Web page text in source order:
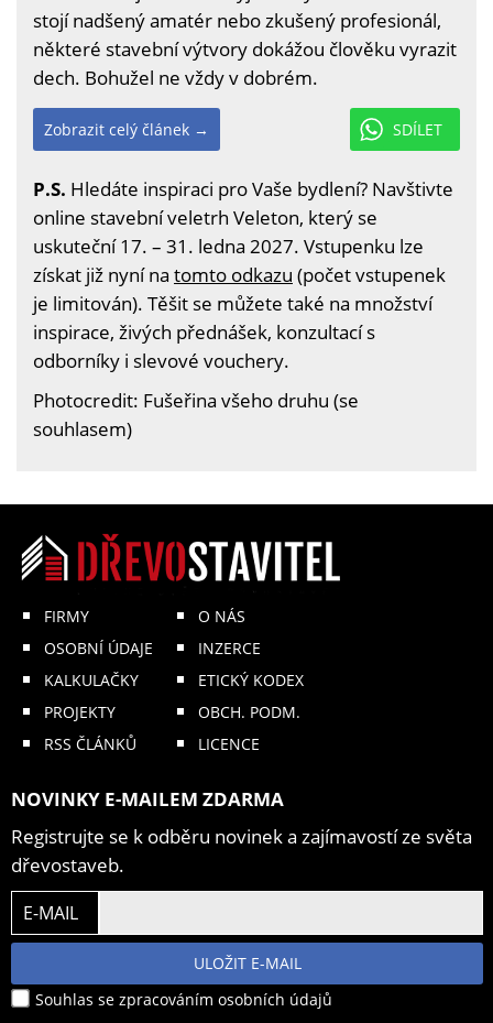
stojí nadšený amatér nebo zkušený profesionál,
některé stavební výtvory dokážou člověku vyrazit
dech. Bohužel ne vždy v dobrém.
SDÍLET
Zobrazit celý článek →
P.S. Hledáte inspiraci pro Vaše bydlení? Navštivte
online stavební veletrh Veleton, který se
uskuteční 17. – 31. ledna 2027. Vstupenku lze
získat již nyní na tomto odkazu (počet vstupenek
je limitován). Těšit se můžete také na množství
inspirace, živých přednášek, konzultací s
odborníky i slevové vouchery.
Photocredit: Fušeřina všeho druhu (se
souhlasem)
FIRMY
OSOBNÍ ÚDAJE
KALKULAČKY
PROJEKTY
RSS ČLÁNKŮ
O NÁS
INZERCE
ETICKÝ KODEX
OBCH. PODM.
LICENCE
NOVINKY E-MAILEM ZDARMA
Registrujte se k odběru novinek a zajímavostí ze světa
dřevostaveb.
E-MAIL
ULOŽIT E-MAIL
Souhlas se zpracováním osobních údajů